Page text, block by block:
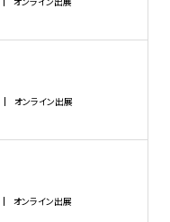
オンライン出展
オンライン出展